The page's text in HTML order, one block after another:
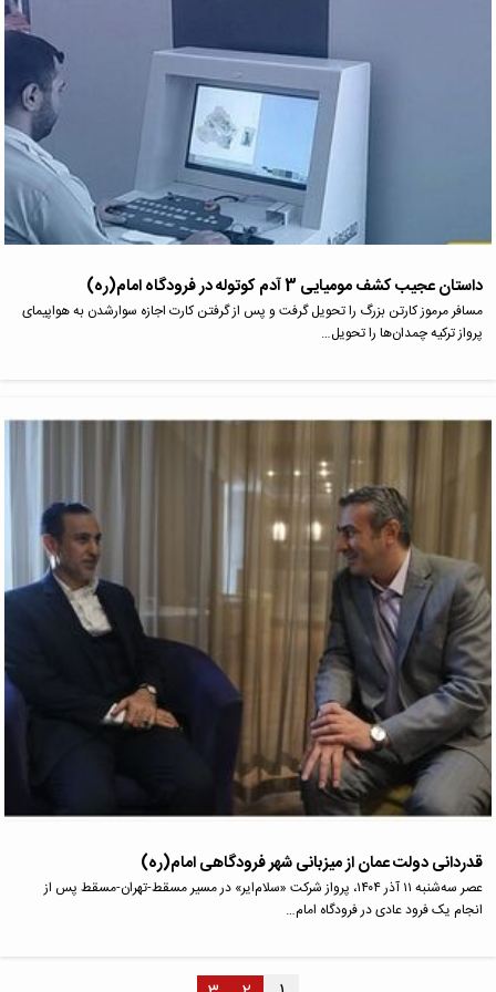
داستان عجیب کشف مومیایی 3 آدم کوتوله در فرودگاه امام(ره)
مسافر مرموز کارتن بزرگ را تحویل گرفت و پس از گرفتن کارت اجازه سوارشدن به هواپیمای
پرواز ترکیه چمدان‌ها را تحویل…
قدردانی دولت عمان از میزبانی شهر فرودگاهی امام(ره)
عصر سه‌شنبه ۱۱ آذر ۱۴۰۴، پرواز شرکت «سلام‌ایر» در مسیر مسقط-تهران-مسقط پس از
انجام یک فرود عادی در فرودگاه امام…